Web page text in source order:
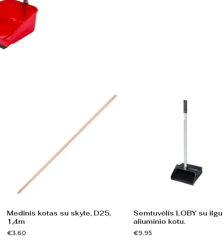
Medinis kotas su skyle, D25,
1,4m
€3.60
Semtuvėlis LOBY su ilgu
aliuminio kotu.
€9.95